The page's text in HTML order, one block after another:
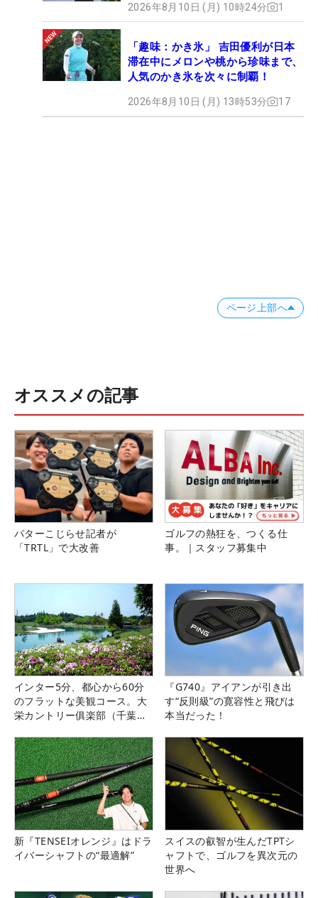
2026年8月10日 (月) 10時24分 1
「趣味：かき氷」 吉田優利が日本
滞在中にメロンや桃から珍味まで、
人気のかき氷を次々に制覇！
2026年8月10日 (月) 13時53分 17
ページ上部へ
オススメの記事
パターこじらせ記者が
「TRTL」で大改善
ゴルフの熱狂を、つくる仕
事。｜スタッフ募集中
インター5分、都心から60分
のフラットな美観コース。大
栄カントリー俱楽部（千葉
『G740』アイアンが引き出
す“反則級”の寛容性と飛びは
本当だった！
新『TENSEIオレンジ』はドラ
イバーシャフトの“最適解”
スイスの叡智が生んだTPTシ
ャフトで、ゴルフを異次元の
世界へ